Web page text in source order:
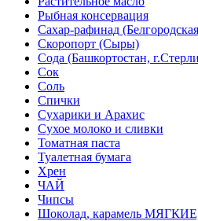
Рыбная консервация
Сахар-рафинад
Скоропорт (Сыры)
Сода (Башкортостан,
Сок
Соль
Спички
Сухарики и Арахис
Сухое молоко и сливки
Томатная паста
Туалетная бумага
Хрен
ЧАЙ
Чипсы
Шоколад, карамель